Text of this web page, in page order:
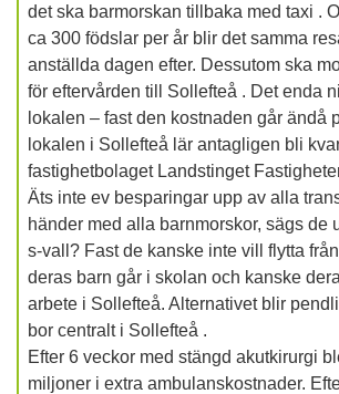
det ska barmorskan tillbaka med taxi .
ca 300 födslar per år blir det samma
anställda dagen efter. Dessutom ska
för eftervården till Sollefteå . Det enda
lokalen – fast den kostnaden går ändå
lokalen i Sollefteå lär antagligen bli
fastighetbolaget Landstinget
Äts inte ev besparingar upp av alla
händer med alla barnmorskor, sägs de
s-vall? Fast de kanske inte vill flytta
deras barn går i skolan och kanske
arbete i Sollefteå. Alternativet blir
bor centralt i Sollefteå .
Efter 6 veckor med stängd akutkirurgi
miljoner i extra ambulanskostnader.